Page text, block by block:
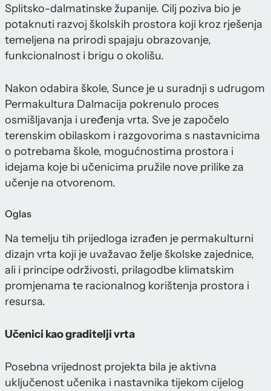
Splitsko-dalmatinske županije. Cilj poziva bio je
potaknuti razvoj školskih prostora koji kroz rješenja
temeljena na prirodi spajaju obrazovanje,
funkcionalnost i brigu o okolišu.
Nakon odabira škole, Sunce je u suradnji s udrugom
Permakultura Dalmacija pokrenulo proces
osmišljavanja i uređenja vrta. Sve je započelo
terenskim obilaskom i razgovorima s nastavnicima
o potrebama škole, mogućnostima prostora i
idejama koje bi učenicima pružile nove prilike za
učenje na otvorenom.
Oglas
Na temelju tih prijedloga izrađen je permakulturni
dizajn vrta koji je uvažavao želje školske zajednice,
ali i principe održivosti, prilagodbe klimatskim
promjenama te racionalnog korištenja prostora i
resursa.
Učenici kao graditelji vrta
Posebna vrijednost projekta bila je aktivna
uključenost učenika i nastavnika tijekom cijelog